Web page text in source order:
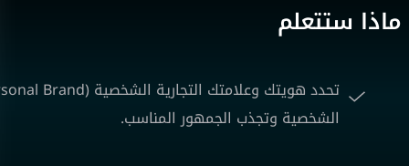
ماذا ستتعلم
الشخصية وتجذب الجمهور المناسب.